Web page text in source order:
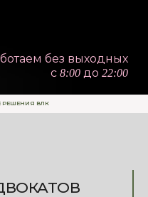
без выходных
с 8:00 до 22:00
РЕШЕНИЯ ВЛК